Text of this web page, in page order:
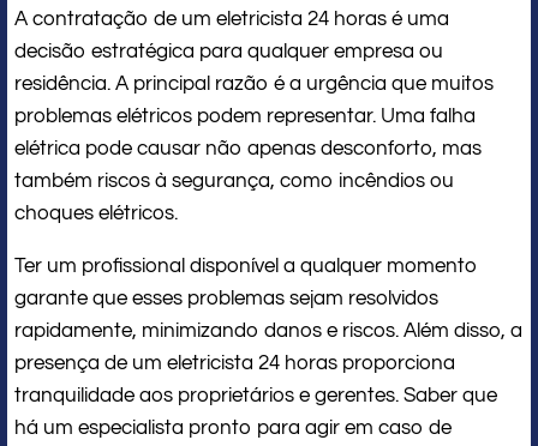
A contratação de um eletricista 24 horas é uma
decisão estratégica para qualquer empresa ou
residência. A principal razão é a urgência que muitos
problemas elétricos podem representar. Uma falha
elétrica pode causar não apenas desconforto, mas
também riscos à segurança, como incêndios ou
choques elétricos.
Ter um profissional disponível a qualquer momento
garante que esses problemas sejam resolvidos
rapidamente, minimizando danos e riscos. Além disso, a
presença de um eletricista 24 horas proporciona
tranquilidade aos proprietários e gerentes. Saber que
há um especialista pronto para agir em caso de